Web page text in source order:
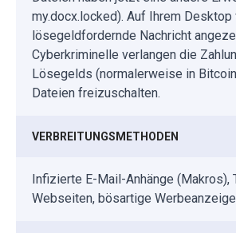
my.docx.locked). Auf Ihrem Desktop
lösegeldfordernde Nachricht
Cyberkriminelle verlangen die
Lösegelds (normalerweise in
Dateien freizuschalten.
VERBREITUNGSMETHODEN
Infizierte E-Mail-Anhänge (Makros),
Webseiten, bösartige